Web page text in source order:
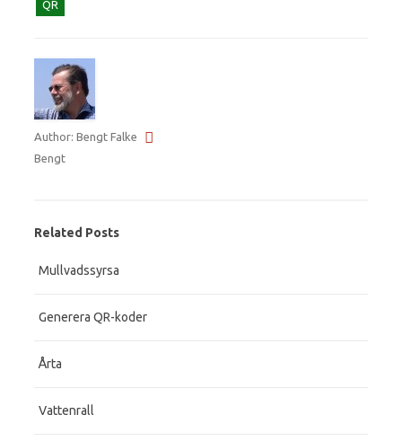
QR
Author: Bengt Falke
Bengt
Related Posts
Mullvadssyrsa
Generera QR-koder
Årta
Vattenrall